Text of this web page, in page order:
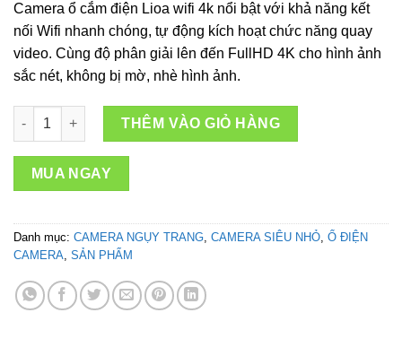
Camera ổ cắm điện Lioa wifi 4k nổi bật với khả năng kết
nối Wifi nhanh chóng, tự động kích hoạt chức năng quay
video. Cùng độ phân giải lên đến FullHD 4K cho hình ảnh
sắc nét, không bị mờ, nhè hình ảnh.
Camera ổ cắm điện Lioa 3 lỗ Wifi Full 4K – Xem qua điện thoại
THÊM VÀO GIỎ HÀNG
MUA NGAY
Danh mục: CAMERA NGỤY TRANG, CAMERA SIÊU NHỎ, Ổ ĐIỆN
CAMERA, SẢN PHẨM